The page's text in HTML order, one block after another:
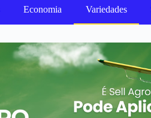
Economia Variedades